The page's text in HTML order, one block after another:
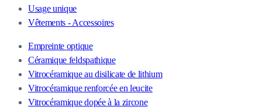
Usage unique
Vêtements - Accessoires
Empreinte optique
Céramique feldspathique
Vitrocéramique au disilicate de lithium
Vitrocéramique renforcée en leucite
Vitrocéramique dopée à la zircone